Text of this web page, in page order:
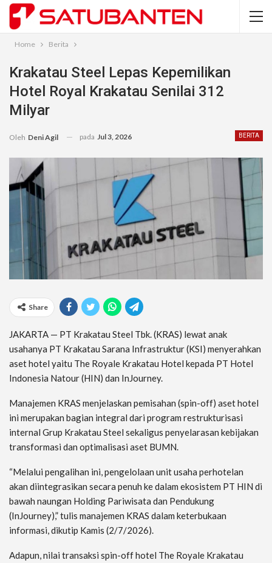
Home Berita
Krakatau Steel Lepas Kepemilikan
Hotel Royal Krakatau Senilai 312
Milyar
BERITA
Oleh Deni Agil pada Jul 3, 2026
Share
JAKARTA — PT Krakatau Steel Tbk. (KRAS) lewat anak
usahanya PT Krakatau Sarana Infrastruktur (KSI) menyerahkan
aset hotel yaitu The Royale Krakatau Hotel kepada PT Hotel
Indonesia Natour (HIN) dan InJourney.
Manajemen KRAS menjelaskan pemisahan (spin-off) aset hotel
ini merupakan bagian integral dari program restrukturisasi
internal Grup Krakatau Steel sekaligus penyelarasan kebijakan
transformasi dan optimalisasi aset BUMN.
“Melalui pengalihan ini, pengelolaan unit usaha perhotelan
akan diintegrasikan secara penuh ke dalam ekosistem PT HIN di
bawah naungan Holding Pariwisata dan Pendukung
(InJourney),” tulis manajemen KRAS dalam keterbukaan
informasi, dikutip Kamis (2/7/2026).
Adapun, nilai transaksi spin-off hotel The Royale Krakatau